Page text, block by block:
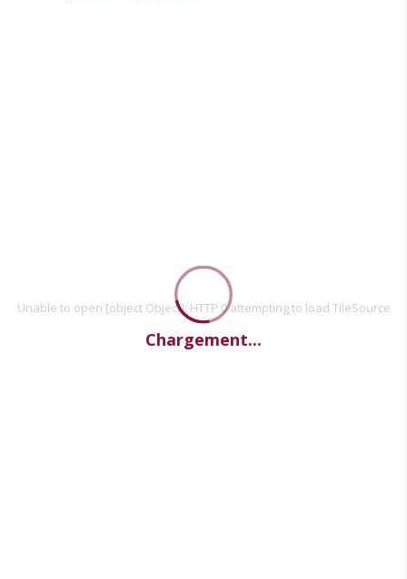
Unable to open [object Object]: HTTP 0 attempting to load TileSource
Chargement...